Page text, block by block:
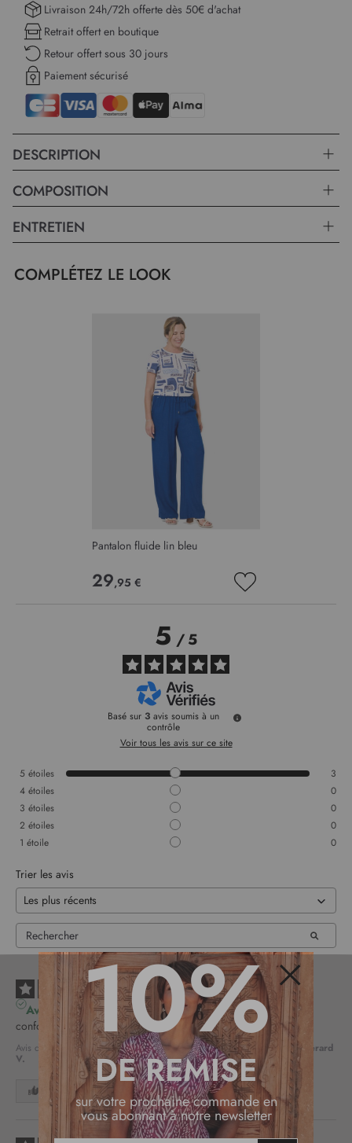
Livraison 24h/72h offerte dès 50€ d'achat
Retrait offert en boutique
Retour offert sous 30 jours
Paiement sécurisé
DESCRIPTION
COMPOSITION
ENTRETIEN
COMPLÉTEZ LE LOOK
Pantalon fluide lin bleu
29,95 €
5/5
Basé sur 3 avis soumis à un
contrôle
Voir tous les avis sur ce site
5 étoiles
3
4 étoiles
0
3 étoiles
0
2 étoiles
0
1 étoile 0
Trier les avis
5 / 5
Avis vérifié
conformre à mes attentes
Avis du 28/07/2026 , suite à une expérience du09/07/2026 par Gerard
V.
Utile (0) Signaler
Fermer
10%
DE REMISE
sur votre prochaine commande en
vous abonnant à notre newsletter